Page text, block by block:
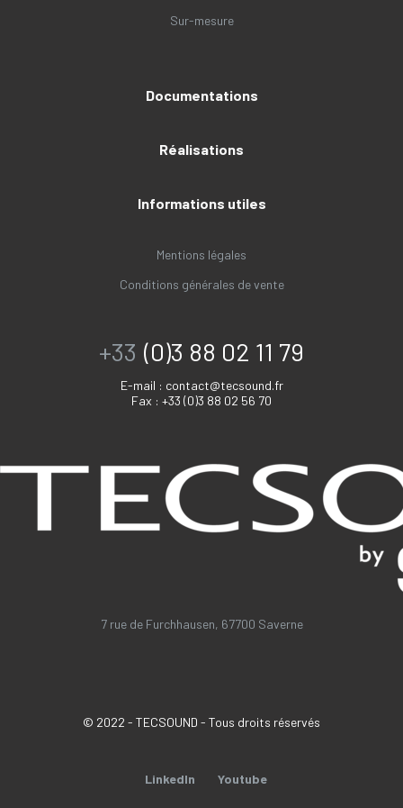
Sur-mesure
Documentations
Réalisations
Informations utiles
Mentions légales
Conditions générales de vente
+33 (0)3 88 02 11 79
E-mail : contact@tecsound.fr
Fax : +33 (0)3 88 02 56 70
7 rue de Furchhausen, 67700 Saverne
© 2022 - TECSOUND - Tous droits réservés
LinkedIn Youtube